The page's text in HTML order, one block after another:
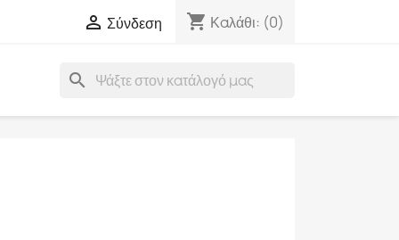
 Σύνδεση shopping_cart Καλάθι: (0)
search